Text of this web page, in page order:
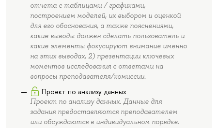
отчета с таблицами / графиками,
построением моделей, их выбором и оценкой
для его обоснования, а также пояснениями,
какие выводы должен сделать пользователь и
какие элементы фокусируют внимание именно
на этих выводах, 2) презентации ключевых
моментов исследования с ответами на
вопросы преподавателя/комиссии.
Проект по анализу данных
Проект по анализу данных. Данные для
задания предоставляются преподавателем
или обсуждаются в индивидуальном порядке.